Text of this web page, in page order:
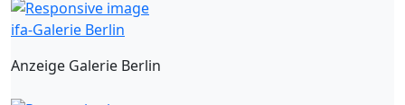
ifa-Galerie Berlin
Anzeige Galerie Berlin